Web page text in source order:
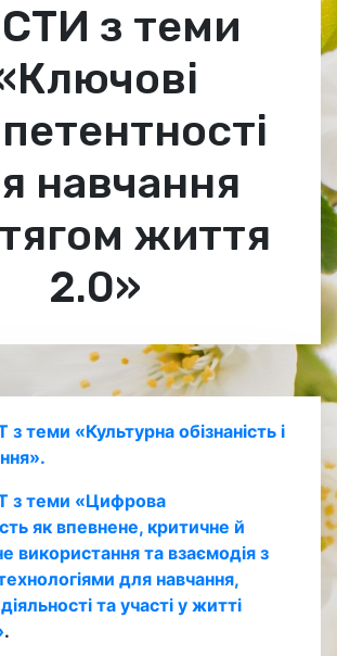
з теми
навчання
життя
2.0»
теми «Культурна обізнаність і
з теми «Цифрова
як впевнене, критичне й
використання та взаємодія з
для навчання,
та участі у житті
.